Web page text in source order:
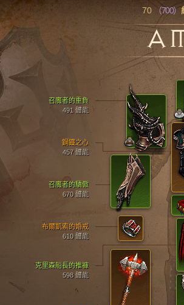
70 （700）
鋼鐵之心
457 體能
召魔者的驕傲
670 體能
召魔者的重負
491 體能
克里森船長的推褲
598 體能
布爾凱索的婚戒
610 體能